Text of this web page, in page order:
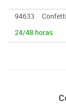
94633
24/48 horas